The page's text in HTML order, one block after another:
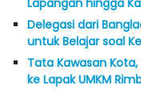
Delegasi dari
untuk Belajar soal
Tata Kawasan Kota,
ke Lapak UMKM